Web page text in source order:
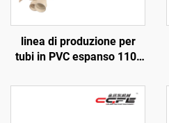
linea di produzione per
tubi in PVC espanso 110-